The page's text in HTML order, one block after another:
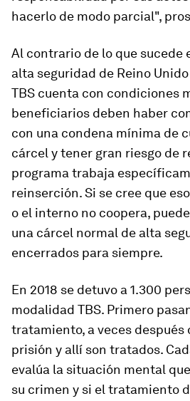
hacerlo de modo parcial",
Al contrario de lo que sucede
alta seguridad de Reino
TBS cuenta con condiciones
beneficiarios deben haber
con una condena mínima de
cárcel y tener gran riesgo de
programa trabaja
reinserción. Si se cree que
o el interno no coopera,
una cárcel normal de alta
encerrados para siempre.
En 2018 se detuvo a 1.300
modalidad TBS. Primero
tratamiento, a veces después
prisión y allí son tratados.
evalúa la situación mental
su crimen y si el tratamiento